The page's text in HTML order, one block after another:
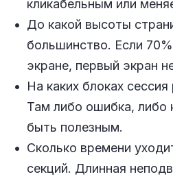
кликабельным или
До какой высоты
большинство. Если
экране, первый экран
На каких блоках
Там либо ошибка, либо
быть полезным.
Сколько времени
секций. Длинная